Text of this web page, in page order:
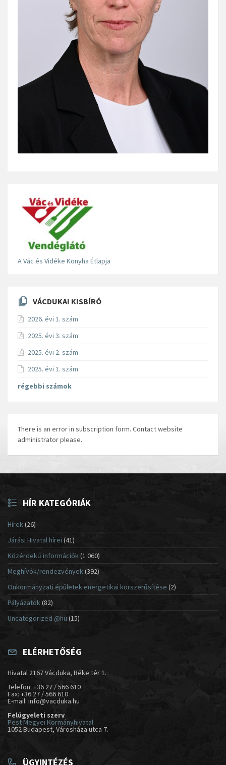
A Vác és Vidéke Konyha Étlapja
VÁCDUKAI KISBÍRÓ
2026. évi 1. szám
2025. évi 3. szám
2025. évi 2. szám
2025. évi 1. szám
régebbi számok
There is an error in subscription form. Contact website
administrator please.
HÍR KATEGÓRIÁK
Hírek(26)
Járási Hivatal hírei (41)
Közérdekű információk(1 060)
Meghívók/rendezvények (392)
Önkormányzati épületek energetikai korszerűsítése (2)
Pályázatok (82)
Uncategorized @hu (15)
ELÉRHETŐSÉG
Hivatal 2167 Vácduka, Béke tér 1.
Telefon: +36 27 / 566 610
Fax: +36 27 / 566 610
E-mail: info@vacduka.hu
Felügyeleti szerv
Pest Megyei Kormányhivatal
1052 Budapest, Városháza utca 7.
ÜGYINTÉZÉS